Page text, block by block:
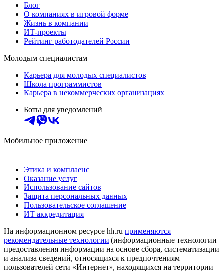
Блог
О компаниях в игровой форме
Жизнь в компании
ИТ-проекты
Рейтинг работодателей России
Молодым специалистам
Карьера для молодых специалистов
Школа программистов
Карьера в некоммерческих организациях
Боты для уведомлений
Мобильное приложение
Этика и комплаенс
Оказание услуг
Использование сайтов
Защита персональных данных
Пользовательское соглашение
ИТ аккредитация
На информационном ресурсе hh.ru применяются
рекомендательные технологии (информационные технологии
предоставления информации на основе сбора, систематизации
и анализа сведений, относящихся к предпочтениям
пользователей сети «Интернет», находящихся на территории